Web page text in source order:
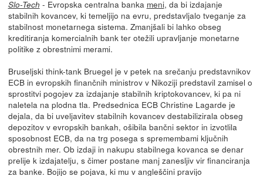
Slo-Tech - Evropska centralna banka meni, da bi izdajanje
stabilnih kovancev, ki temeljijo na evru, predstavljalo tveganje za
stabilnost monetarnega sistema. Zmanjšali bi lahko obseg
kreditiranja komercialnih bank ter otežili upravljanje monetarne
politike z obrestnimi merami.
Bruseljski think-tank Bruegel je v petek na srečanju predstavnikov
ECB in evropskih finančnih ministrov v Nikoziji predstavil zamisel o
sprostitvi pogojev za izdajanje stabilnih kriptokovancev, ki pa ni
naletela na plodna tla. Predsednica ECB Christine Lagarde je
dejala, da bi uveljavitev stabilnih kovancev destabilizirala obseg
depozitov v evropskih bankah, ošibila bančni sektor in izvotlila
sposobnost ECB, da na trg posega s spremembami ključnih
obrestnih mer. Ob izdaji in nakupu stabilnega kovanca se denar
prelije k izdajatelju, s čimer postane manj zanesljiv vir financiranja
za banke. Bojijo se pojava, ki mu v angleščini pravijo